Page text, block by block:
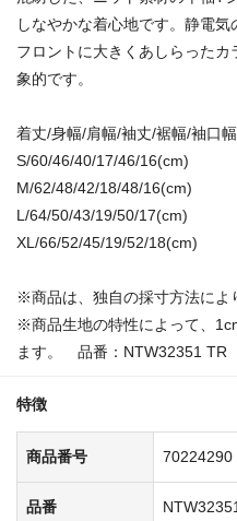
しなやかな着心地です。静電気
フロントに大きくあしらった
象的です。
着丈/身幅/肩幅/袖丈/裾幅/袖口
S/60/46/40/17/46/16(cm)
M/62/48/42/18/48/16(cm)
L/64/50/43/19/50/17(cm)
XL/66/52/45/19/52/18(cm)
※商品は、独自の採寸方法によ
※商品生地の特性によって、
ます。 品番：NTW32351 TR
特徴
商品番号 70224290
品番